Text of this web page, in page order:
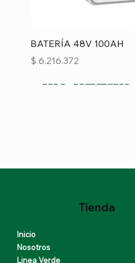
Vista rápida
BATERÍA 48V 100AH
Precio
$ 6.216.372
Tienda
Inicio
Nosotros
Linea Verde